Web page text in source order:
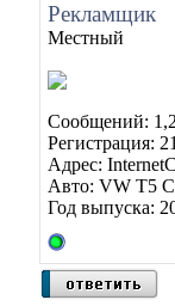
Рекламщик
Местный
Сообщений:
Регистрация:
Адрес:
Авто: VW T5
Год выпуска: